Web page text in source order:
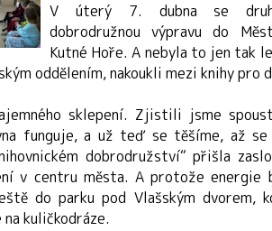
V úterý 7. dubna se
dobrodružnou výpravu do
Kutné Hoře. A nebyla to jen tak
oddělením, nakoukli mezi knihy pro
sklepení. Zjistili jsme
funguje, a už teď se těšíme, až se
dobrodružství“ přišla
v centru města. A protože energie
do parku pod Vlašským dvorem,
kuličkodráze.